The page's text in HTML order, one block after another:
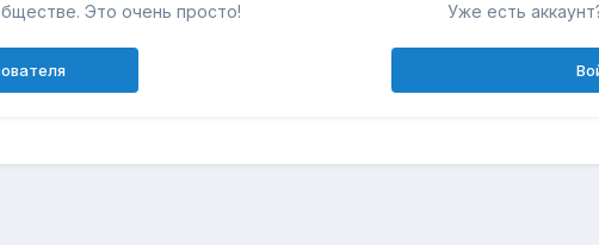
Это очень просто! Уже есть